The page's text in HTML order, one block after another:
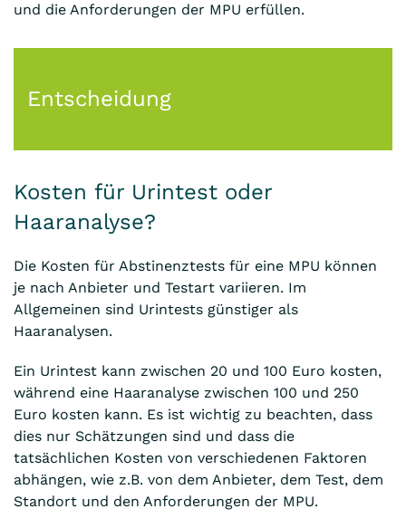
und die Anforderungen der MPU erfüllen.
Entscheidung
Kosten für Urintest oder
Haaranalyse?
Die Kosten für Abstinenztests für eine MPU können
je nach Anbieter und Testart variieren. Im
Allgemeinen sind Urintests günstiger als
Haaranalysen.
Ein Urintest kann zwischen 20 und 100 Euro kosten,
während eine Haaranalyse zwischen 100 und 250
Euro kosten kann. Es ist wichtig zu beachten, dass
dies nur Schätzungen sind und dass die
tatsächlichen Kosten von verschiedenen Faktoren
abhängen, wie z.B. von dem Anbieter, dem Test, dem
Standort und den Anforderungen der MPU.